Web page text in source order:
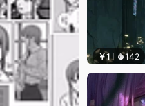
￥1 142